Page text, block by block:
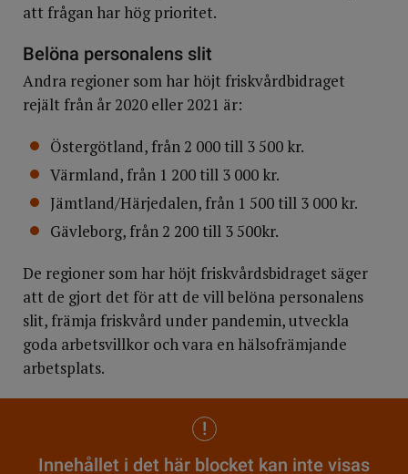
att frågan har hög prioritet.
Belöna personalens slit
Andra regioner som har höjt friskvårdbidraget
rejält från år 2020 eller 2021 är:
Östergötland, från 2 000 till 3 500 kr.
Värmland, från 1 200 till 3 000 kr.
Jämtland/Härjedalen, från 1 500 till 3 000 kr.
Gävleborg, från 2 200 till 3 500kr.
De regioner som har höjt friskvårdsbidraget säger
att de gjort det för att de vill belöna personalens
slit, främja friskvård under pandemin, utveckla
goda arbetsvillkor och vara en hälsofrämjande
arbetsplats.
Innehållet i det här blocket kan inte visas